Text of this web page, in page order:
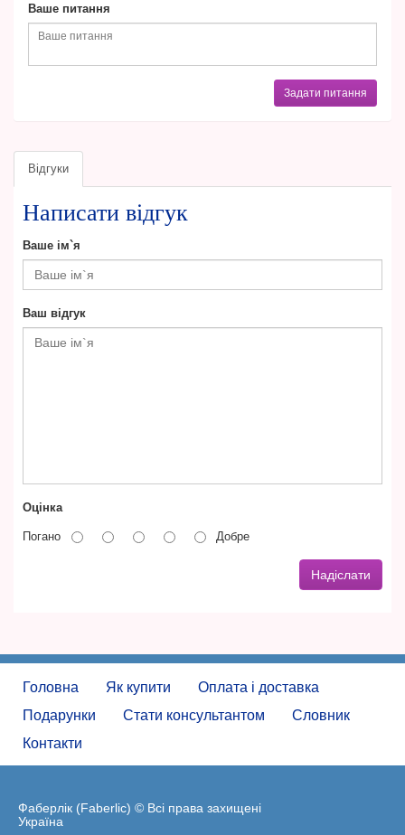
Ваше питання
Задати питання
Відгуки
Написати відгук
Ваше ім`я
Ваш відгук
Оцінка
Погано Добре
Надіслати
Головна Як купити
Оплата і доставка
Подарунки
Стати консультантом
Словник
Контакти
Фаберлік (Faberlic) © Всі права захищені
Україна